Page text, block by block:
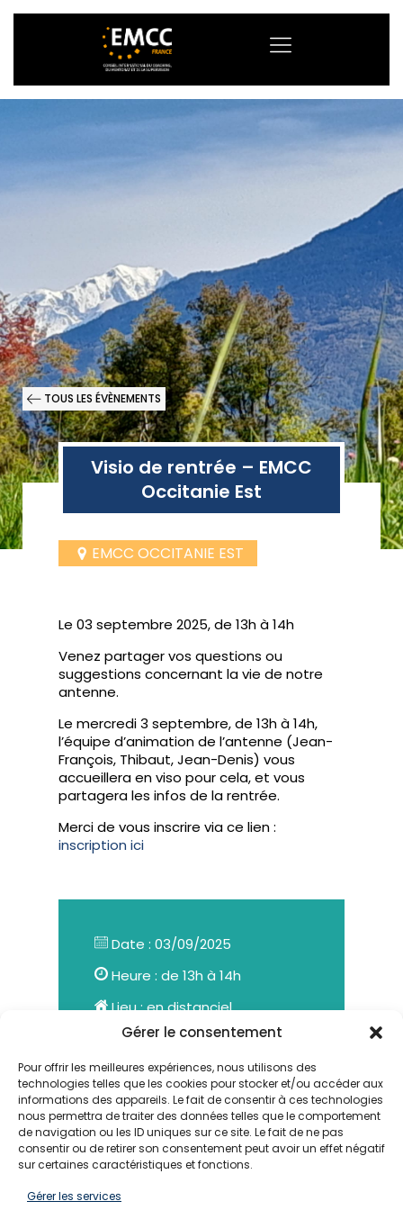
Gérer le consentement
Pour offrir les meilleures expériences, nous utilisons des
technologies telles que les cookies pour stocker et/ou accéder aux
informations des appareils. Le fait de consentir à ces technologies
nous permettra de traiter des données telles que le comportement
de navigation ou les ID uniques sur ce site. Le fait de ne pas
consentir ou de retirer son consentement peut avoir un effet négatif
sur certaines caractéristiques et fonctions.
Gérer les services
TOUS LES ÉVÈNEMENTS
Visio de rentrée – EMCC
Occitanie Est
EMCC OCCITANIE EST
Le 03 septembre 2025, de 13h à 14h
Venez partager vos questions ou
suggestions concernant la vie de notre
antenne.
Le mercredi 3 septembre, de 13h à 14h,
l’équipe d’animation de l’antenne (Jean-
François, Thibaut, Jean-Denis) vous
accueillera en viso pour cela, et vous
partagera les infos de la rentrée.
Merci de vous inscrire via ce lien :
inscription ici
Date : 03/09/2025
Heure : de 13h à 14h
Lieu : en distanciel
SUIVEZ-NOUS